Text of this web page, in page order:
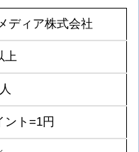
ディア株式会社
上
ント=1円